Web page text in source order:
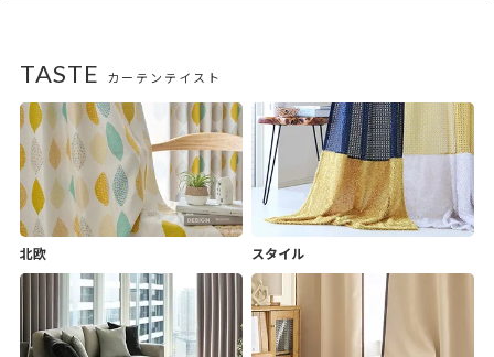
カーテンテイスト
TASTE
北欧 スタイル